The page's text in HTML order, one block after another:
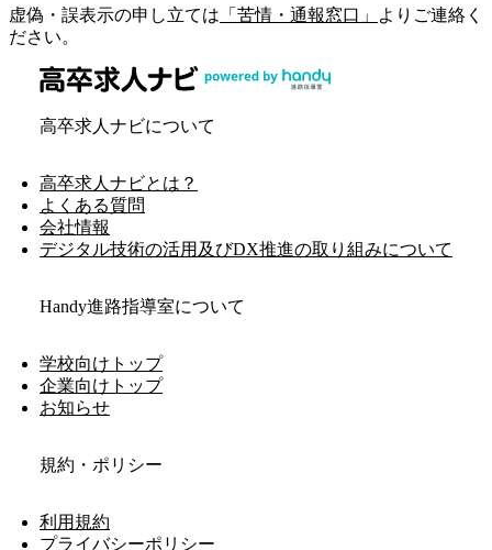
虚偽・誤表示の申し立ては 「苦情・通報窓口」
よりご連絡く
ださい。
高卒求人ナビについて
高卒求人ナビとは？
よくある質問
会社情報
デジタル技術の活用及びDX推進の取り組みについて
Handy進路指導室について
学校向けトップ
企業向けトップ
お知らせ
規約・ポリシー
利用規約
プライバシーポリシー